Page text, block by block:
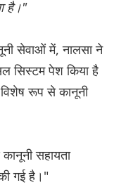
है।"
सेवाओं में, नालसा ने
सिस्टम पेश किया है
रूप से कानूनी
सहायता
गई है।"